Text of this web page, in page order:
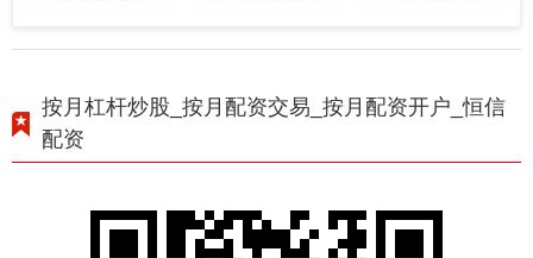
按月杠杆炒股_按月配资交易_按月配资开户_恒信
配资